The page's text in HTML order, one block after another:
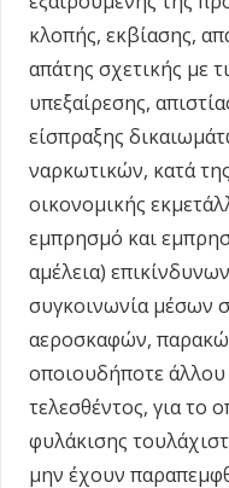
κλοπής, εκβίασης,
απάτης σχετικής με
υπεξαίρεσης,
είσπραξης
ναρκωτικών, κατά
οικονομικής
εμπρησμό και
αμέλεια)
συγκοινωνία μέσων
αεροσκαφών,
οποιουδήποτε
τελεσθέντος, για το
φυλάκισης
μην έχουν